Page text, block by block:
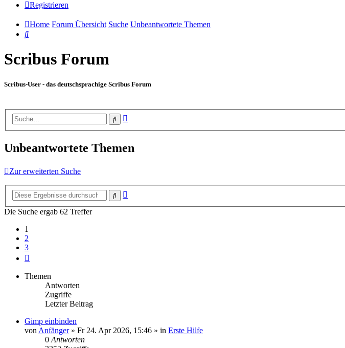
Registrieren
Home Forum Übersicht Suche Unbeantwortete Themen
Suche
Scribus Forum
Scribus-User - das deutschsprachige Scribus Forum
Suche
Unbeantwortete Themen
Zur erweiterten Suche
Suche
Die Suche ergab 62 Treffer
1
2
3
Themen
Antworten
Zugriffe
Letzter Beitrag
Gimp einbinden
von Anfänger» Fr 24. Apr 2026, 15:46 » in Erste Hilfe
0 Antworten